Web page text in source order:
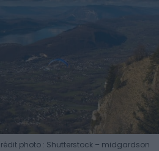
photo : Shutterstock – midgardson